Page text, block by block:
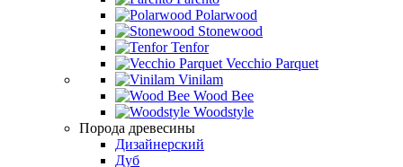
Polarwood
Stonewood
Tenfor
Vecchio Parquet
Vinilam
Wood Bee
Woodstyle
Порода древесины
Дизайнерский
Дуб